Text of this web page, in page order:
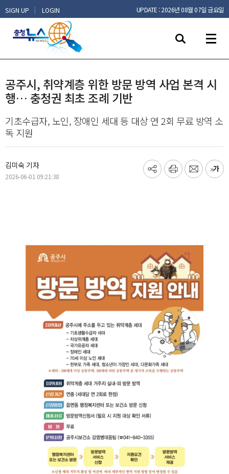
SIGN UP | LOGIN UPDATE : 2026년 08월 07일 금요일
공주시, 취약계층 위한 방문 방역 사업 본격 시
행… 충청권 최초 조례 기반
기초수급자, 노인, 장애인 세대 등 대상 연 2회 무료 방역 소
독 지원
김미숙 기자
2026-06-01 09:21:38
기
프
메
글